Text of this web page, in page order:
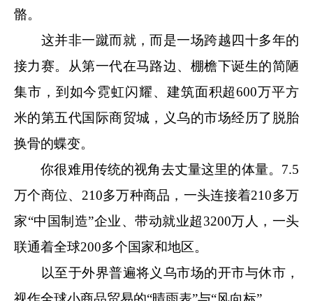
骼。
这并非一蹴而就，而是一场跨越四十多年的
接力赛。从第一代在马路边、棚檐下诞生的简陋
集市，到如今霓虹闪耀、建筑面积超600万平方
米的第五代国际商贸城，义乌的市场经历了脱胎
换骨的蝶变。
你很难用传统的视角去丈量这里的体量。7.5
万个商位、210多万种商品，一头连接着210多万
家“中国制造”企业、带动就业超3200万人，一头
联通着全球200多个国家和地区。
以至于外界普遍将义乌市场的开市与休市，